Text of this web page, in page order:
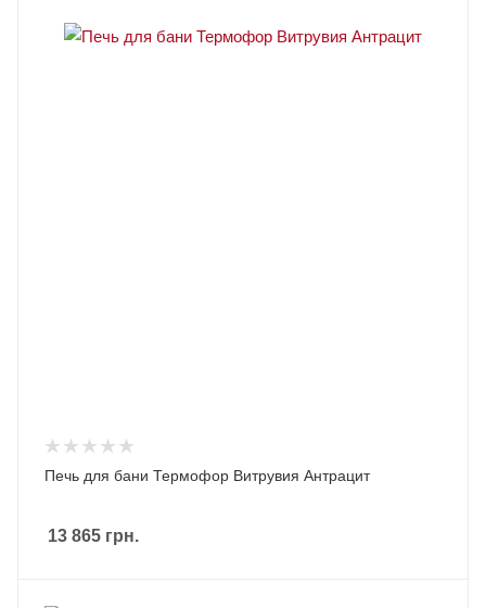
Печь для бани Термофор Витрувия Антрацит
13 865 грн.